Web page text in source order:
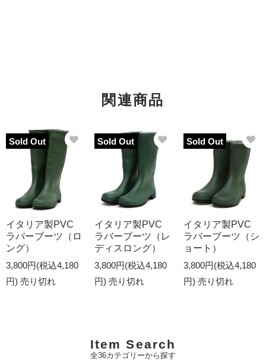
関連商品
Sold Out
イタリア製PVC
ラバーブーツ（ロ
ング）
3,800円(税込4,180
円) 売り切れ
Sold Out
イタリア製PVC
ラバーブーツ（レ
ディスロング）
3,800円(税込4,180
円)売り切れ
Sold Out
イタリア製PVC
ラバーブーツ（シ
ョート）
3,800円(税込4,180
円) 売り切れ
Item Search
全36カテゴリーから探す